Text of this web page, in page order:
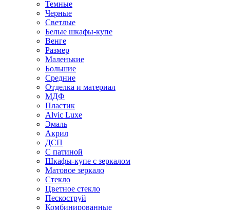
Темные
Черные
Светлые
Белые шкафы-купе
Венге
Размер
Маленькие
Большие
Средние
Отделка и материал
МДФ
Пластик
Alvic Luxe
Эмаль
Акрил
ДСП
С патиной
Шкафы-купе с зеркалом
Матовое зеркало
Стекло
Цветное стекло
Пескоструй
Комбинированные